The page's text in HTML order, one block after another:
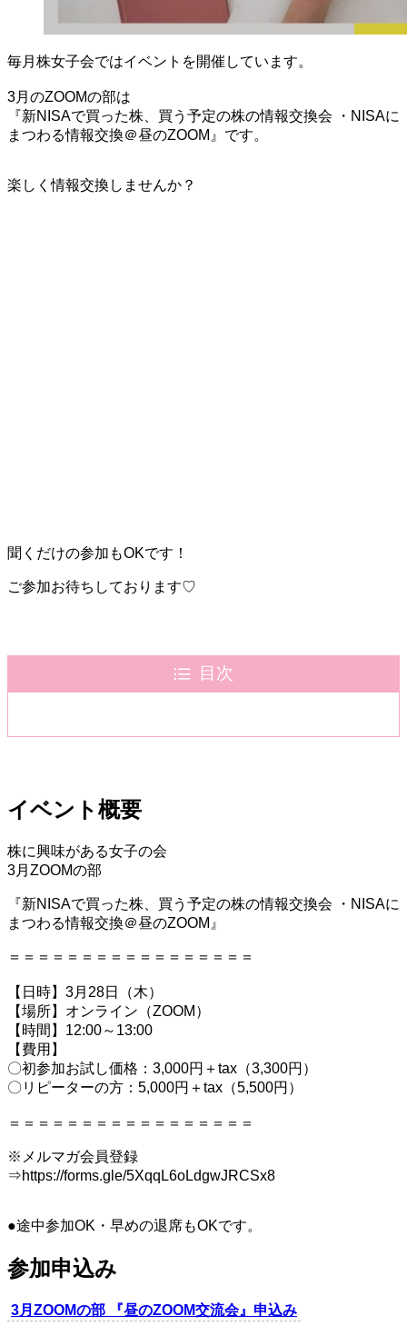
毎月株女子会ではイベントを開催しています。
3月のZOOMの部は
『新NISAで買った株、買う予定の株の情報交換会 ・NISAに
まつわる情報交換＠昼のZOOM』です。
楽しく情報交換しませんか？
聞くだけの参加もOKです！
ご参加お待ちしております♡
目次
イベント概要
株に興味がある女子の会
3月ZOOMの部
『新NISAで買った株、買う予定の株の情報交換会 ・NISAに
まつわる情報交換＠昼のZOOM』
＝＝＝＝＝＝＝＝＝＝＝＝＝＝＝＝＝
【日時】3月28日（木）
【場所】オンライン（ZOOM）
【時間】12:00～13:00
【費用】
〇初参加お試し価格：3,000円＋tax（3,300円）
〇リピーターの方：5,000円＋tax（5,500円）
＝＝＝＝＝＝＝＝＝＝＝＝＝＝＝＝＝
※メルマガ会員登録
⇒https://forms.gle/5XqqL6oLdgwJRCSx8
●途中参加OK・早めの退席もOKです。
参加申込み
3月ZOOMの部 『昼のZOOM交流会』申込み